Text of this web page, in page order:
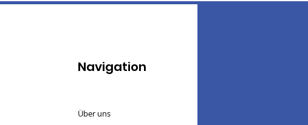
Navigation
Über uns